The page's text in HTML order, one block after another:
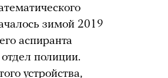
зимой 2019
аспиранта
полиции.
устройства,